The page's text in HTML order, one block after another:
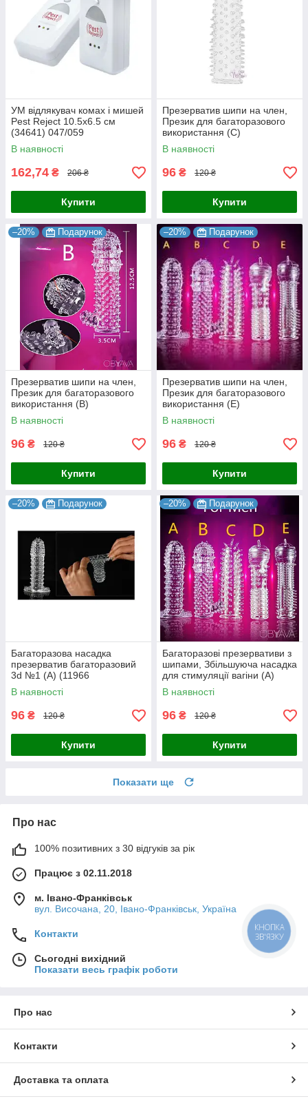
УМ відлякувач комах і мишей
Pest Reject 10.5х6.5 см
(34641) 047/059
В наявності
162,74 ₴ 206 ₴
Купити
Презерватив шипи на член,
Презик для багаторазового
використання (С)
В наявності
96 ₴ 120 ₴
Купити
–20% Подарунок
Презерватив шипи на член,
Презик для багаторазового
використання (B)
В наявності
96 ₴ 120 ₴
Купити
–20% Подарунок
Презерватив шипи на член,
Презик для багаторазового
використання (E)
В наявності
96 ₴ 120 ₴
Купити
–20% Подарунок
Багаторазова насадка
презерватив багаторазовий
3d №1 (А) (11966
В наявності
96 ₴ 120 ₴
Купити
–20% Подарунок
Багаторазові презервативи з
шипами, Збільшуюча насадка
для стимуляції вагіни (А)
В наявності
96 ₴ 120 ₴
Купити
Показати ще
Про нас
100% позитивних з 30 відгуків за рік
Працює з 02.11.2018
м. Івано-Франківськ
вул. Височана, 20, Івано-Франківськ, Україна
Контакти
Сьогодні вихідний
Показати весь графік роботи
Про нас
Контакти
Доставка та оплата
КНОПКА
ЗВ'ЯЗКУ